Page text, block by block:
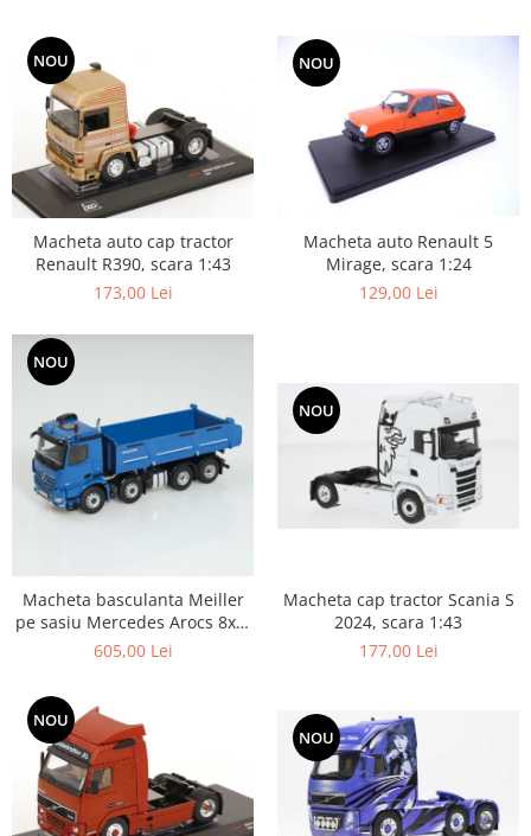
NOU
Macheta auto cap tractor
Renault R390, scara 1:43
173,00 Lei
NOU
Macheta auto Renault 5
Mirage, scara 1:24
129,00 Lei
NOU
Macheta basculanta Meiller
pe sasiu Mercedes Arocs 8x4,
scara 1:50
605,00 Lei
NOU
Macheta cap tractor Scania S
2024, scara 1:43
177,00 Lei
NOU
NOU